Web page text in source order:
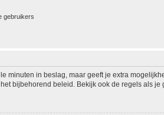
gebruikers
minuten in beslag, maar geeft je extra
bijbehorend beleid. Bekijk ook de regels als je